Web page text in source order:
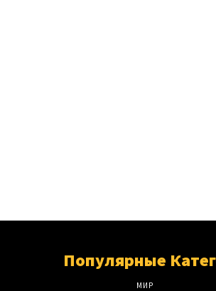
Популярные
МИР